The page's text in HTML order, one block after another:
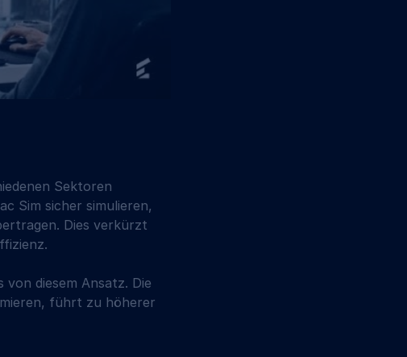
Sektoren
Sim sicher simulieren,
Dies verkürzt
diesem Ansatz. Die
führt zu höherer